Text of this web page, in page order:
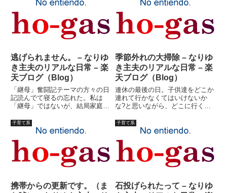
の退院もほぼ明日に決まった。長
女と長男は今日から１泊キャンプ
旅行。私と末娘が留守番だ。学
校...
う。大体、仕事も溜まってる。
（日記の更新も溜まって
る・・・）遊びのネタはさっき遅
れて書き込ん...
逃げられません。 – なりゆ
き主夫のリアルな日常 – 楽
天ブログ（Blog）
「継母」奮闘記テーマの方々の日
記読んでて寝るの忘れた。私は
「継母」ではないが、結局家庭環
れない。継子の共通点にビックリ
だ。私は元々の遺伝的気性がなせ
る業が大半かと思っていたが、ど
うやらそうではないのかもしれな
い...
季節外れの大掃除 – なりゆ
き主夫のリアルな日常 – 楽
天ブログ（Blog）
連休の最後の日。子供達をどこか
連れて行かなくてはいけないか
な?と思いながら、どこに行くか
うことにした。何故か次女が「大
掃除したい」と言いだした。大掃
除？確かに、去年の暮れにはして
いない。かといって、突然大掃除
出...
子育て系
携帯からの更新です。（ま
子育て系
石投げられたって – なりゆ